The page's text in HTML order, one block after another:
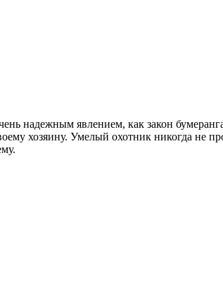
надежным явлением, как закон
хозяину. Умелый охотник никогда не